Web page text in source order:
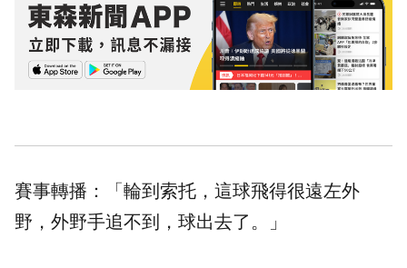
賽事轉播：「輪到索托，這球飛得很遠左外
野，外野手追不到，球出去了。」